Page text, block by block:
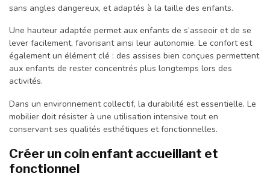
sans angles dangereux, et adaptés à la taille des enfants.
Une hauteur adaptée permet aux enfants de s’asseoir et de se
lever facilement, favorisant ainsi leur autonomie. Le confort est
également un élément clé : des assises bien conçues permettent
aux enfants de rester concentrés plus longtemps lors des
activités.
Dans un environnement collectif, la durabilité est essentielle. Le
mobilier doit résister à une utilisation intensive tout en
conservant ses qualités esthétiques et fonctionnelles.
Créer un coin enfant accueillant et
fonctionnel